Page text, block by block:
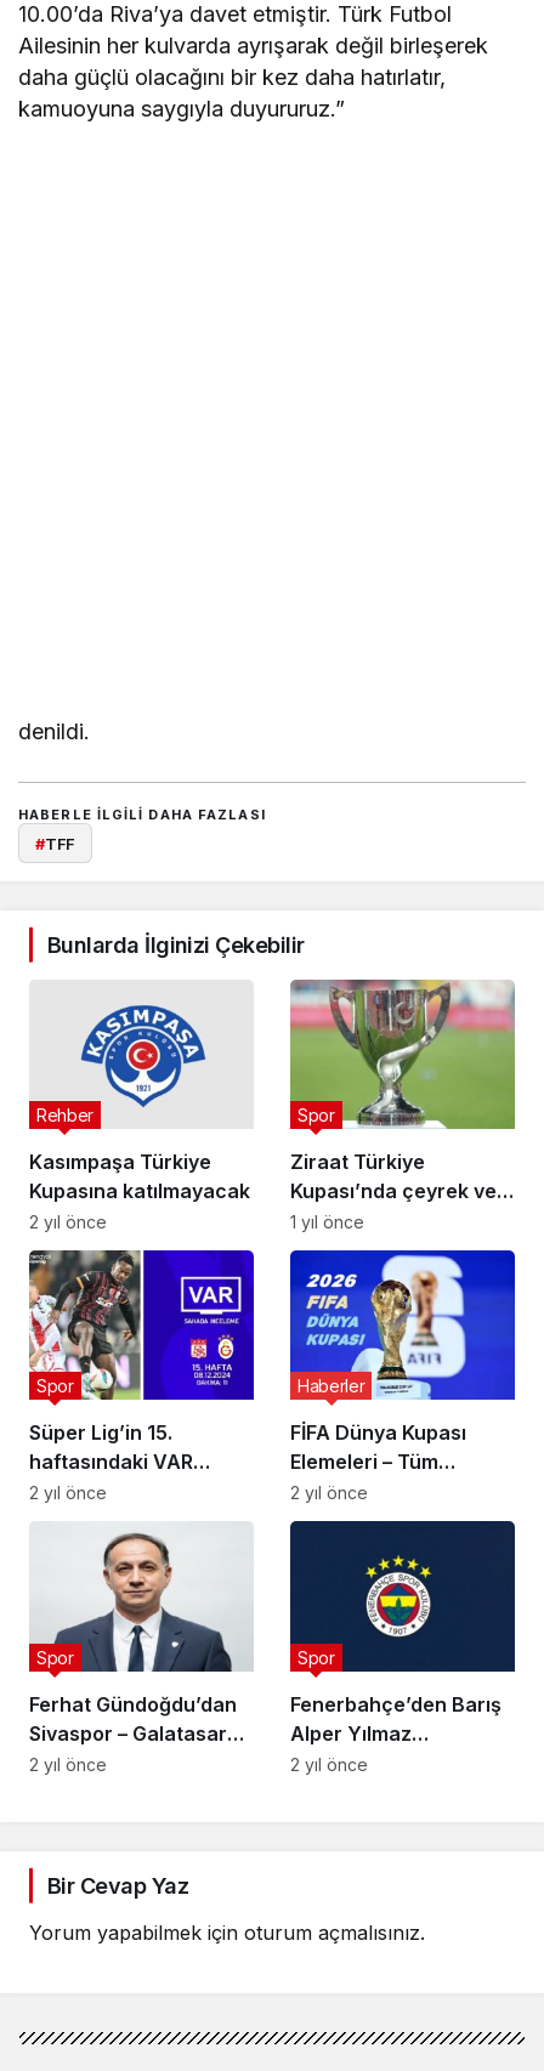
10.00’da Riva’ya davet etmiştir. Türk Futbol
Ailesinin her kulvarda ayrışarak değil birleşerek
daha güçlü olacağını bir kez daha hatırlatır,
kamuoyuna saygıyla duyururuz.”
denildi.
HABERLE ILGILI DAHA FAZLASI
#TFF
Bunlarda İlginizi Çekebilir
Kasımpaşa Türkiye
Kupasına katılmayacak
Rehber
2 yıl önce
Ziraat Türkiye
Kupası’nda çeyrek ve
yarı final eşleşmeler
belli oldu
Spor
1 yıl önce
Süper Lig’in 15.
haftasındaki VAR
kayıtları
Spor
2 yıl önce
FİFA Dünya Kupası
Elemeleri – Tüm
Eşleşmeler
Haberler
2 yıl önce
Ferhat Gündoğdu’dan
Sivaspor – Galatasaray
Maçı Hakemi
Spor
2 yıl önce
Fenerbahçe’den Barış
Alper Yılmaz
açıklaması
Spor
2 yıl önce
Bir Cevap Yaz
Yorum yapabilmek için oturum açmalısınız.